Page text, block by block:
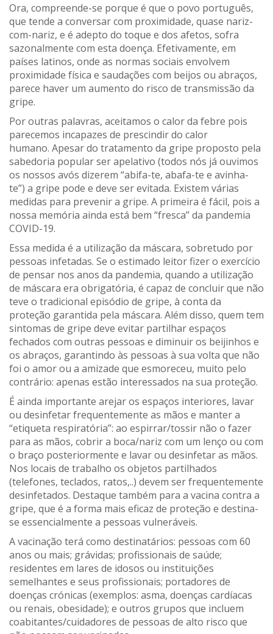
Ora, compreende-se porque é que o povo português,
que tende a conversarcom proximidade, quase nariz-
com-nariz, e é adepto do toque e dos afetos, sofra
sazonalmente com esta doença. Efetivamente, em
países latinos, onde as normas sociais envolvem
proximidade física e saudações com beijos ou abraços,
parece haver um aumento do risco de transmissão da
gripe.
Por outras palavras, aceitamos o calor da febre pois
parecemos incapazes de prescindir do calor
humano. Apesar do tratamento da gripe proposto pela
sabedoria popularser apelativo (todos nós já ouvimos
os nossos avós dizerem “abifa-te, abafa-te e avinha-
te”) a gripe pode e deve ser evitada. Existem várias
medidas para prevenir a gripe. A primeira é fácil, pois a
nossa memória ainda está bem “fresca” da pandemia
COVID-19.
Essa medida é a utilização da máscara, sobretudo por
pessoas infetadas. Se o estimado leitor fizer o exercício
de pensar nos anos da pandemia, quando a utilização
de máscara era obrigatória, é capaz de concluir que não
teve o tradicional episódio de gripe, à conta da
proteção garantida pela máscara. Além disso, quem tem
sintomas de gripe deve evitar partilhar espaços
fechados com outras pessoas e diminuir os beijinhos e
os abraços, garantindo às pessoas à sua volta que não
foi o amor ou a amizade que esmoreceu, muito pelo
contrário: apenas estão interessados na sua proteção.
É ainda importante arejar os espaços interiores, lavar
ou desinfetar frequentemente as mãos e manter a
“etiqueta respiratória”: ao espirrar/tossir não o fazer
para as mãos, cobrir a boca/nariz com um lenço ou com
o braço posteriormente e lavar ou desinfetar as mãos.
Nos locais de trabalho os objetos partilhados
(telefones, teclados, ratos,..) devem ser frequentemente
desinfetados. Destaque também para a vacina contra a
gripe, que é a forma mais eficaz de proteção e destina-
se essencialmente a pessoas vulneráveis.
A vacinação terá como destinatários: pessoas com 60
anos ou mais; grávidas; profissionais de saúde;
residentes em lares de idosos ou instituições
semelhantes e seus profissionais; portadores de
doenças crónicas (exemplos: asma, doenças cardíacas
ou renais, obesidade); e outros grupos que incluem
coabitantes/cuidadores de pessoas de alto risco que